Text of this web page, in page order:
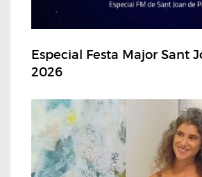
Especial Festa Major Sant
2026